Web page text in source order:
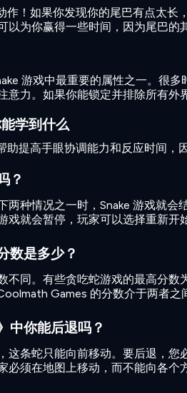
作！如果你发现你的尾巴有点太长
以为你赢得一些时间，因为尾巴的
游戏中最重要的属性之一。很
意力。如果你能锁定并排除所有外
学到什么
助提高手眼协调能力和反应时间，
？
两种情况之一时，Snake 游戏就
戏就会暂停，玩家可以选择重新开
数是多少？
不同。有些贪吃蛇游戏的最高分
Games 的分数介于两者之
中你能后退吗？
这条蛇只能向前移动。要后退，
必须在地图上移动，而不能向各个